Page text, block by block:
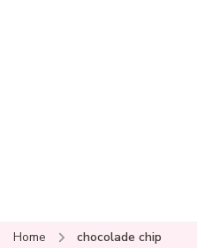
Home chocolade chip